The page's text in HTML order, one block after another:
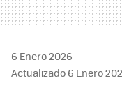
6 Enero 2026
Actualizado 6 Enero